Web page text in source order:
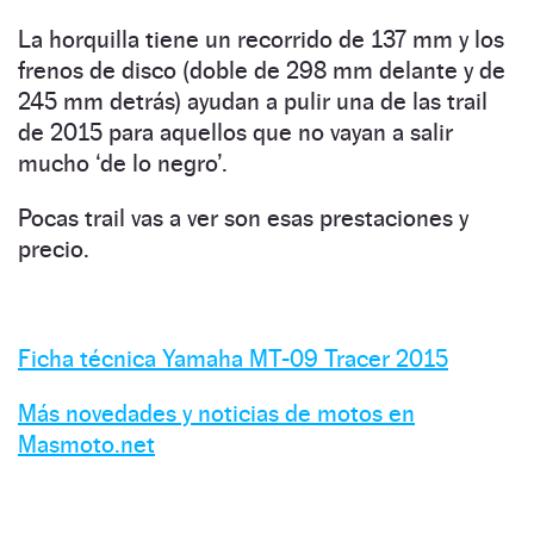
La horquilla tiene un recorrido de 137 mm y los
frenos de disco (doble de 298 mm delante y de
245 mm detrás) ayudan a pulir una de las trail
de 2015 para aquellos que no vayan a salir
mucho ‘de lo negro’.
Pocas trail vas a ver son esas prestaciones y
precio.
Ficha técnica Yamaha MT-09 Tracer 2015
Más novedades y noticias de motos en
Masmoto.net